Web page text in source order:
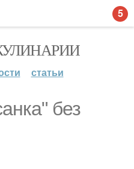
статьи
без
5